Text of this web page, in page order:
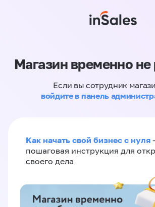
Магазин временно не
Если вы сотрудник
войдите в панель
Как начать свой бизнес с нуля
пошаговая инструкция для
своего дела